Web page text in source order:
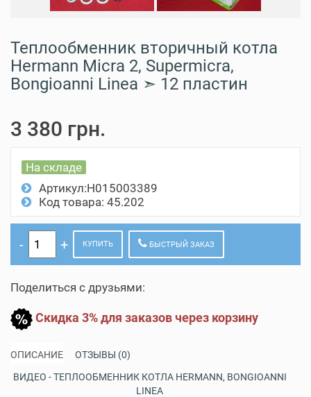
Теплообменник вторичный котла
Hermann Micra 2, Supermicra,
Bongioanni Linea ➣ 12 пластин
3 380 грн.
На складе
Артикул:H015003389
Код товара: 45.202
КУПИТЬ БЫСТРЫЙ ЗАКАЗ
Поделиться с друзьями:
Скидка 3% для заказов через корзину
ОПИСАНИЕ
ОТЗЫВЫ (0)
ВИДЕО - ТЕПЛООБМЕННИК КОТЛА HERMANN, BONGIOANNI
LINEA